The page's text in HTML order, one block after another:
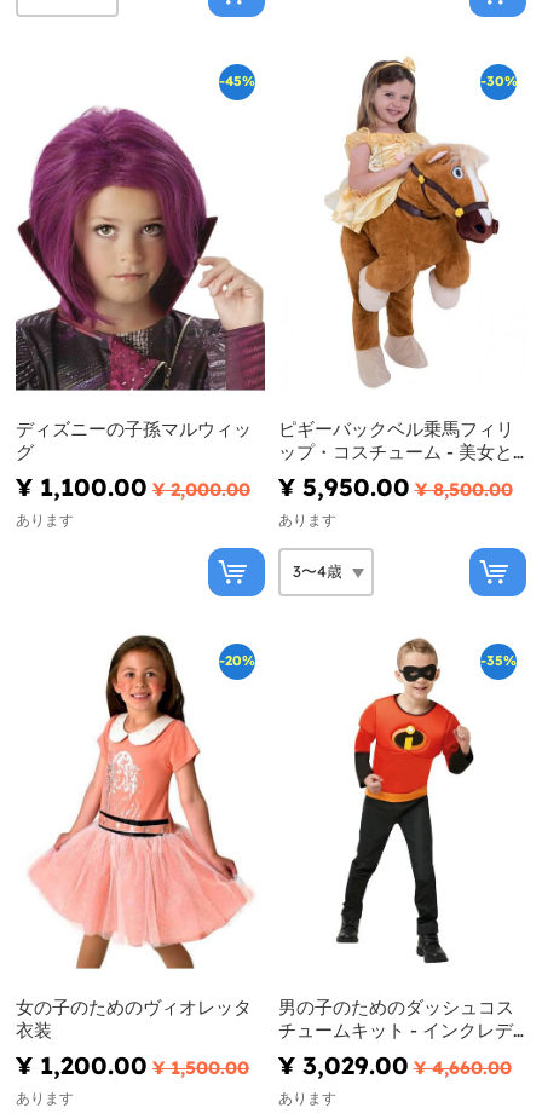
-45%
ディズニーの子孫マルウィッ
グ
¥ 1,100.00 ¥ 2,000.00
あります
-30%
ピギーバックベル乗馬フィリ
ップ・コスチューム - 美女と
野獣
¥ 5,950.00 ¥ 8,500.00
あります
-20%
女の子のためのヴィオレッタ
衣装
¥ 1,200.00 ¥ 1,500.00
あります
-35%
男の子のためのダッシュコス
チュームキット - インクレデ
ィブル2
¥ 3,029.00 ¥ 4,660.00
あります